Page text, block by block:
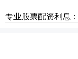
专业股票配资利息